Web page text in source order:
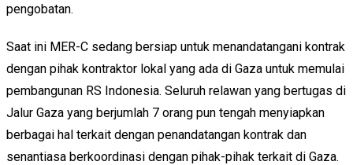
pengobatan.
Saat ini MER-C sedang bersiap untuk menandatangani kontrak
dengan pihak kontraktor lokal yang ada di Gaza untuk memulai
pembangunan RS Indonesia. Seluruh relawan yang bertugas di
Jalur Gaza yang berjumlah 7 orang pun tengah menyiapkan
berbagai hal terkait dengan penandatangan kontrak dan
senantiasa berkoordinasi dengan pihak-pihak terkait di Gaza.